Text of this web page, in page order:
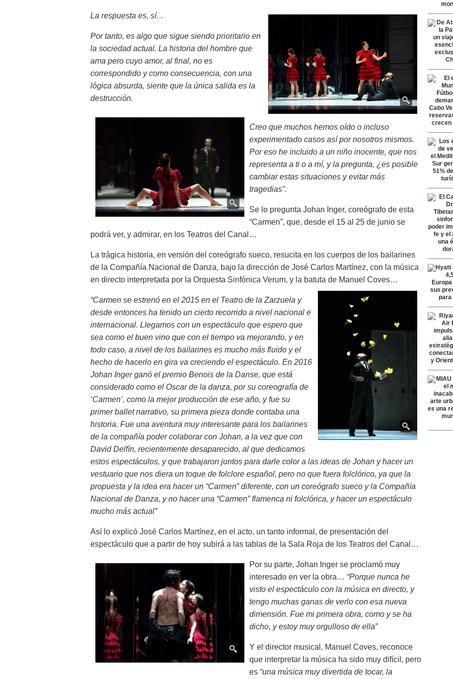
La respuesta es, sí…
Por tanto, es algo que sigue siendo prioritario en
la sociedad actual. La historia del hombre que
ama pero cuyo amor, al final, no es
correspondido y como consecuencia, con una
lógica absurda, siente que la única salida es la
destrucción.
Creo que muchos hemos oído o incluso
experimentado casos así por nosotros mismos.
Por eso he incluido a un niño inocente, que nos
representa a ti o a mí, y la pregunta, ¿es posible
cambiar estas situaciones y evitar más
tragedias”.
Se lo pregunta Johan Inger, coreógrafo de esta
“Carmen”, que, desde el 15 al 25 de junio se
podrá ver, y admirar, en los Teatros del Canal…
La trágica historia, en versión del coreógrafo sueco, resucita en los cuerpos de los bailarines
de la Compañía Nacional de Danza, bajo la dirección de José Carlos Martínez, con la música
en directo interpretada por la Orquesta Sinfónica Verum, y la batuta de Manuel Coves…
“Carmen se estrenó en el 2015 en el Teatro de la Zarzuela y
desde entonces ha tenido un cierto recorrido a nivel nacional e
internacional. Llegamos con un espectáculo que espero que
sea como el buen vino que con el tiempo va mejorando, y en
todo caso, a nivel de los bailarines es mucho más fluido y el
hecho de hacerlo en gira va creciendo el espectáculo. En 2016
Johan Inger ganó el premio Benois de la Danse, que está
considerado como el Oscar de la danza, por su coreografía de
‘Carmen’, como la mejor producción de ese año, y fue su
primer ballet narrativo, su primera pieza donde contaba una
historia. Fue una aventura muy interesante para los bailarines
de la compañía poder colaborar con Johan, a la vez que con
David Delfín, recientemente desaparecido, al que dedicamos
estos espectáculos, y que trabajaron juntos para darle color a las ideas de Johan y hacer un
vestuario que nos diera un toque de folclore español, pero no que fuera folclórico, ya que la
propuesta y la idea era hacer un “Carmen” diferente, con un coreógrafo sueco y la Compañía
Nacional de Danza, y no hacer una “Carmen” flamenca ni folclórica, y hacer un espectáculo
mucho más actual”
Así lo explicó José Carlos Martínez, en el acto, un tanto informal, de presentación del
espectáculo que a partir de hoy subirá a las tablas de la Sala Roja de los Teatros del Canal…
Por su parte, Johan Inger se proclamó muy
interesado en ver la obra… “Porque nunca he
visto el espectáculo con la música en directo, y
tengo muchas ganas de verlo con esa nueva
dimensión. Fue mi primera obra, como y se ha
dicho, y estoy muy orgulloso de ella”
Y el director musical, Manuel Coves, reconoce
que interpretar la música ha sido muy difícil, pero
es “una música muy divertida de tocar, la